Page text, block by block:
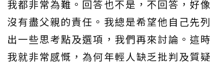
我都非常為難。回答也不是，不回答，好像
沒有盡父親的責任。我總是希望他自己先列
出一些思考點及選項，我們再來討論。這時
我就非常感慨，為何年輕人缺乏批判及質疑